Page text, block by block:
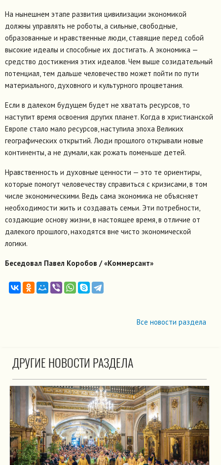
На нынешнем этапе развития цивилизации экономикой
должны управлять не роботы, а сильные, свободные,
образованные и нравственные люди, ставящие перед собой
высокие идеалы и способные их достигать. А экономика —
средство достижения этих идеалов. Чем выше созидательный
потенциал, тем дальше человечество может пойти по пути
материального, духовного и культурного процветания.
Если в далеком будущем будет не хватать ресурсов, то
наступит время освоения других планет. Когда в христианской
Европе стало мало ресурсов, наступила эпоха Великих
географических открытий. Люди прошлого открывали новые
континенты, а не думали, как рожать поменьше детей.
Нравственность и духовные ценности — это те ориентиры,
которые помогут человечеству справиться с кризисами, в том
числе экономическими. Ведь сама экономика не объясняет
необходимости жить и создавать семьи. Эти потребности,
создающие основу жизни, в настоящее время, в отличие от
далекого прошлого, находятся вне чисто экономической
логики.
Беседовал Павел Коробов / «Коммерсант»
Все новости раздела
ДРУГИЕ НОВОСТИ РАЗДЕЛА